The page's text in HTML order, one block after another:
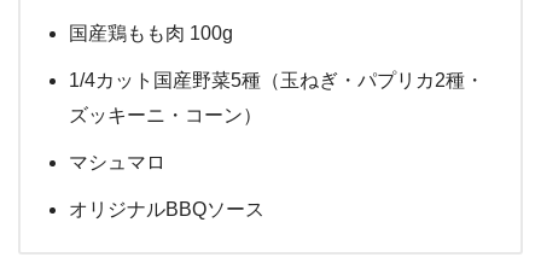
国産鶏もも肉 100g
1/4カット国産野菜5種（玉ねぎ・パプリカ2種・
ズッキーニ・コーン）
マシュマロ
オリジナルBBQソース